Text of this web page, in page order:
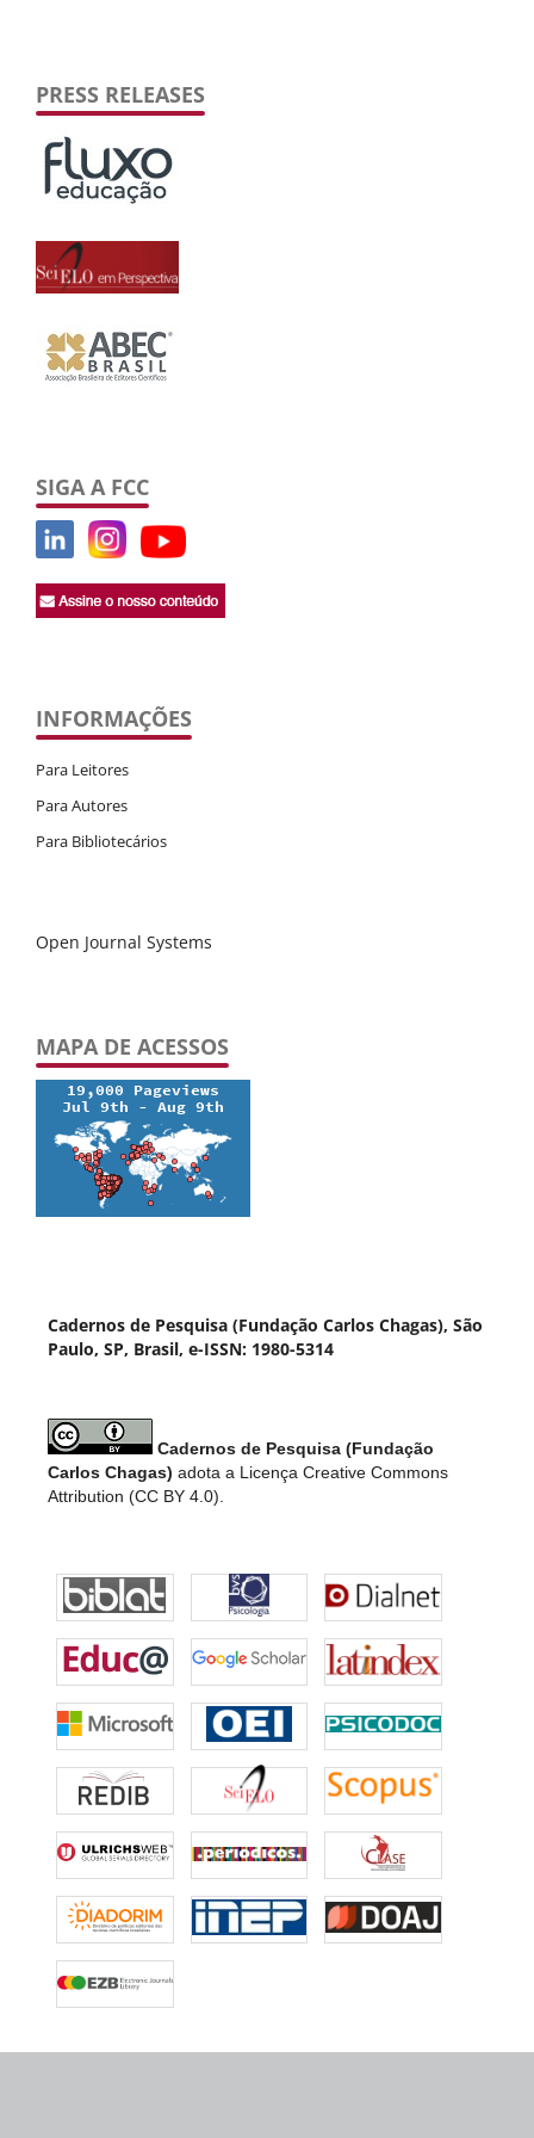
PRESS RELEASES
SIGA A FCC
INFORMAÇÕES
Para Leitores
Para Autores
Para Bibliotecários
Open Journal Systems
MAPA DE ACESSOS
Cadernos de Pesquisa (Fundação Carlos Chagas), São
Paulo, SP, Brasil, e-ISSN: 1980-5314
Cadernos de Pesquisa (Fundação
Carlos Chagas) adota a Licença Creative Commons
Attribution (CC BY 4.0).